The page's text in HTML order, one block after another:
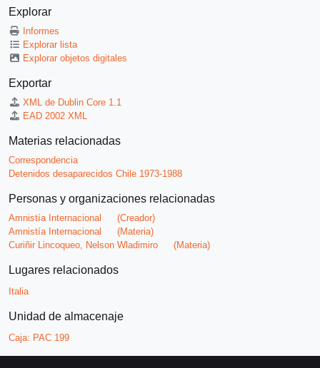
Explorar
Informes
Explorar lista
Explorar objetos digitales
Exportar
XML de Dublin Core 1.1
EAD 2002 XML
Materias relacionadas
Correspondencia
Detenidos desaparecidos Chile 1973-1988
Personas y organizaciones relacionadas
Amnistía Internacional
(Creador)
Amnistía Internacional
(Materia)
Curiñir Lincoqueo, Nelson Wladimiro
(Materia)
Lugares relacionados
Italia
Unidad de almacenaje
Caja: PAC 199